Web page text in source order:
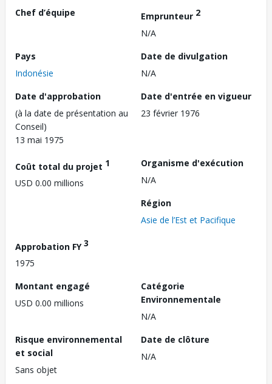
Chef d’équipe
Emprunteur 2
N/A
Pays
Indonésie
Date de divulgation
N/A
Date d'approbation
(à la date de présentation au
Conseil)
13 mai 1975
Date d'entrée en vigueur
23 février 1976
Coût total du projet 1
USD 0.00 millions
Organisme d'exécution
N/A
Région
Asie de l’Est et Pacifique
Approbation FY3
1975
Montant engagé
USD 0.00 millions
Catégorie
Environnementale
N/A
Risque environnemental
et social
Sans objet
Date de clôture
N/A